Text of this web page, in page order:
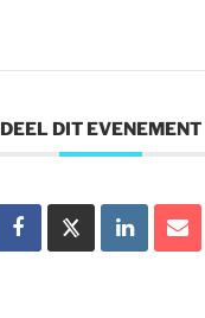
DEEL DIT EVENEMENT